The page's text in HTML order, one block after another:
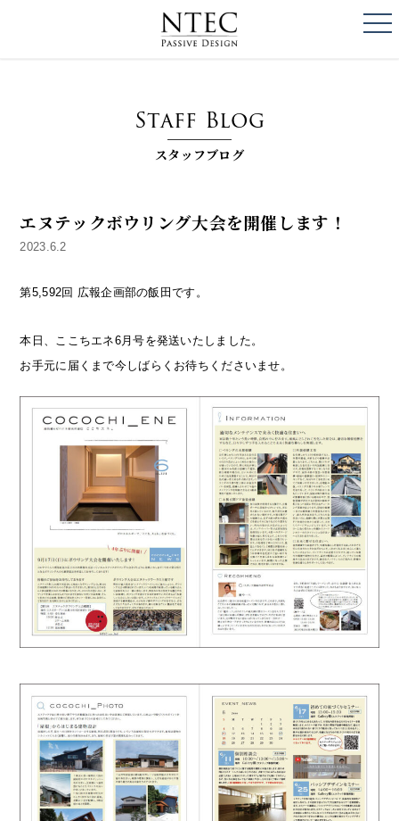
Staff Blog
スタッフブログ
エヌテックボウリング大会を開催します！
2023.6.2
第5,592回 広報企画部の飯田です。
本日、ここちエネ6月号を発送いたしました。
お手元に届くまで今しばらくお待ちくださいませ。